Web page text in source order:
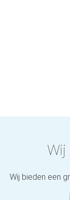
Wij
Wij bieden een